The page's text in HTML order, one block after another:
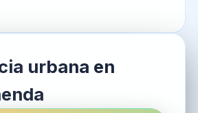
urbana en